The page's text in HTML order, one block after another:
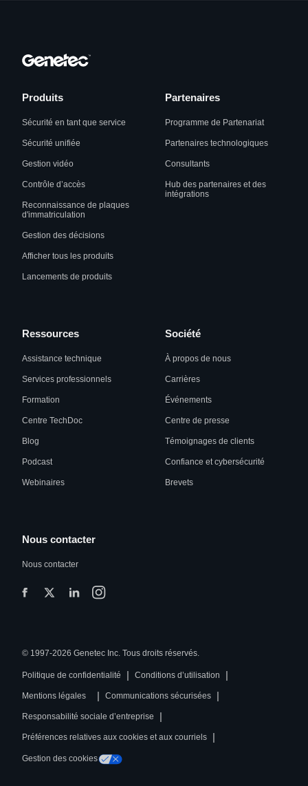
Produits
Sécurité en tant que service
Sécurité unifiée
Gestion vidéo
Contrôle d’accès
Reconnaissance de plaques
d'immatriculation
Gestion des décisions
Afficher tous les produits
Lancements de produits
Partenaires
Programme de Partenariat
Partenaires technologiques
Consultants
Hub des partenaires et des
intégrations
Ressources
Assistance technique
Services professionnels
Formation
Centre TechDoc
Blog
Podcast
Webinaires
Société
À propos de nous
Carrières
Événements
Centre de presse
Témoignages de clients
Confiance et cybersécurité
Brevets
Nous contacter
Nous contacter
© 1997-2026 Genetec Inc. Tous droits réservés.
Politique de confidentialité | Conditions d’utilisation |
Mentions légales | Communications sécurisées |
Responsabilité sociale d’entreprise |
Préférences relatives aux cookies et aux courriels |
Gestion des cookies